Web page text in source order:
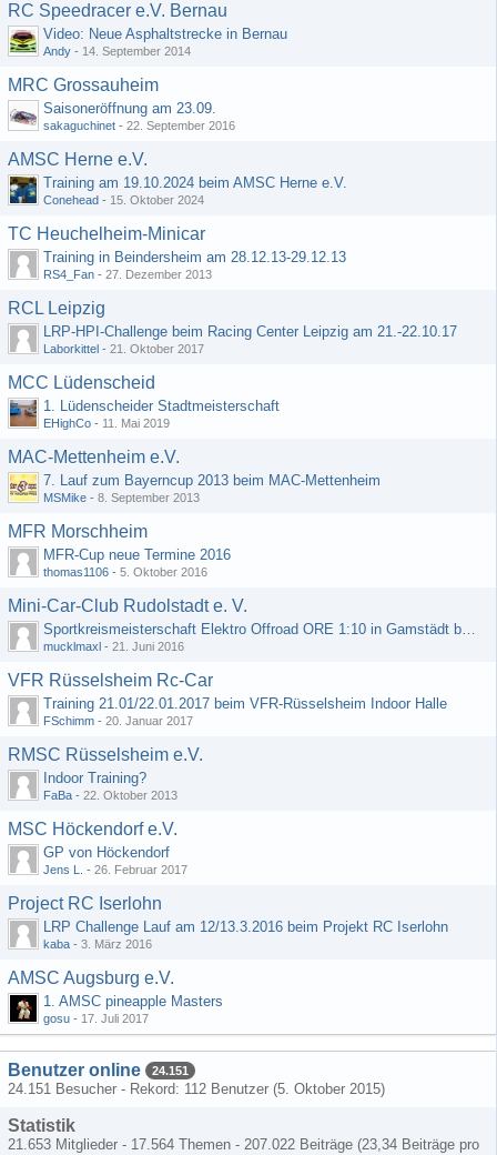
RC Speedracer e.V. Bernau
Video: Neue Asphaltstrecke in Bernau
Andy - 14. September 2014
MRC Grossauheim
Saisoneröffnung am 23.09.
sakaguchinet - 22. September 2016
AMSC Herne e.V.
Training am 19.10.2024 beim AMSC Herne e.V.
Conehead - 15. Oktober 2024
TC Heuchelheim-Minicar
Training in Beindersheim am 28.12.13-29.12.13
RS4_Fan - 27. Dezember 2013
RCL Leipzig
LRP-HPI-Challenge beim Racing Center Leipzig am 21.-22.10.17
Laborkittel - 21. Oktober 2017
MCC Lüdenscheid
1. Lüdenscheider Stadtmeisterschaft
EHighCo - 11. Mai 2019
MAC-Mettenheim e.V.
7. Lauf zum Bayerncup 2013 beim MAC-Mettenheim
MSMike - 8. September 2013
MFR Morschheim
MFR-Cup neue Termine 2016
thomas1106 - 5. Oktober 2016
Mini-Car-Club Rudolstadt e. V.
Sportkreismeisterschaft Elektro Offroad ORE 1:10 in Gamstädt bei Erfurt, Outdoor mit Indoor Ausweichmöglichkeit!!!
mucklmaxl - 21. Juni 2016
VFR Rüsselsheim Rc-Car
Training 21.01/22.01.2017 beim VFR-Rüsselsheim Indoor Halle
FSchimm - 20. Januar 2017
RMSC Rüsselsheim e.V.
Indoor Training?
FaBa - 22. Oktober 2013
MSC Höckendorf e.V.
GP von Höckendorf
Jens L. - 26. Februar 2017
Project RC Iserlohn
LRP Challenge Lauf am 12/13.3.2016 beim Projekt RC Iserlohn
kaba - 3. März 2016
AMSC Augsburg e.V.
1. AMSC pineapple Masters
gosu - 17. Juli 2017
Benutzer online 24.151
24.151 Besucher - Rekord: 112 Benutzer (5. Oktober 2015)
Statistik
21.653 Mitglieder - 17.564 Themen - 207.022 Beiträge (23,34 Beiträge pro